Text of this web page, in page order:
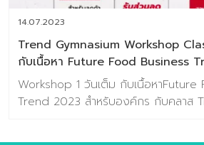
Occasion อาหารกับโอกาสในชีวิตปร
Eating & Buying Behavior รูปแบบกา
[…]
14.07.2023
Trend Gymnasium Workshop
กับเนื้อหา Future Food Business
Workshop 1 วันเต็ม กับเนื้อหาFuture
Trend 2023 สำหรับองค์กร กับคลาส